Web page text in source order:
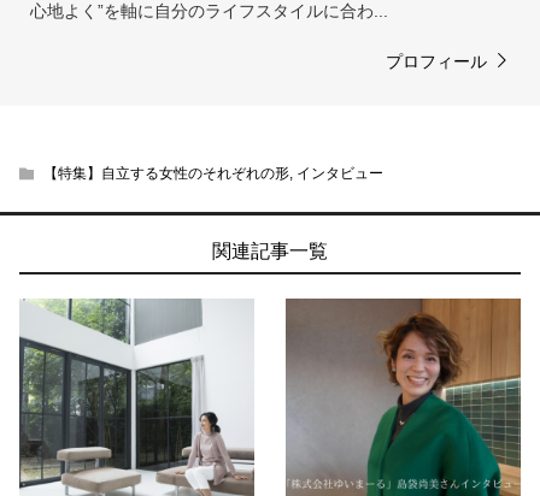
心地よく”を軸に自分のライフスタイルに合わ...
プロフィール
【特集】自立する女性のそれぞれの形, インタビュー
関連記事一覧